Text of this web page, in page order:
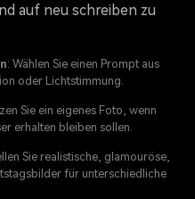
auf neu schreiben zu
: Wählen Sie einen Prompt aus
oder Lichtstimmung.
Sie ein eigenes Foto, wenn
erhalten bleiben sollen.
Sie realistische, glamouröse,
für unterschiedliche